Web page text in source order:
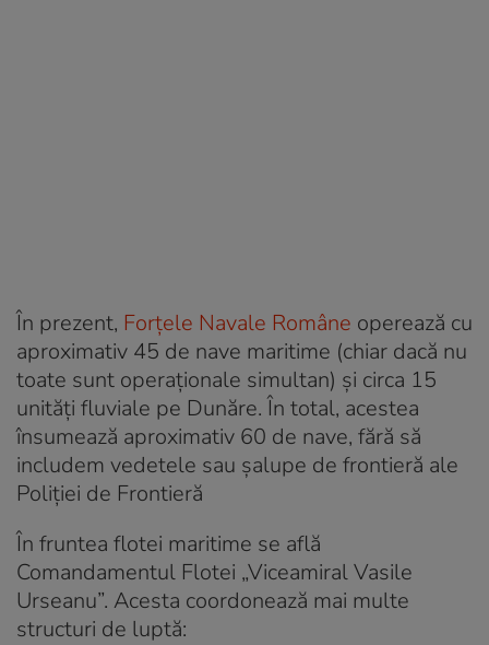
În prezent, Forțele Navale Române operează cu
aproximativ 45 de nave maritime (chiar dacă nu
toate sunt operaționale simultan) și circa 15
unități fluviale pe Dunăre. În total, acestea
însumează aproximativ 60 de nave, fără să
includem vedetele sau șalupe de frontieră ale
Poliției de Frontieră
În fruntea flotei maritime se află
Comandamentul Flotei „Viceamiral Vasile
Urseanu”. Acesta coordonează mai multe
structuri de luptă: